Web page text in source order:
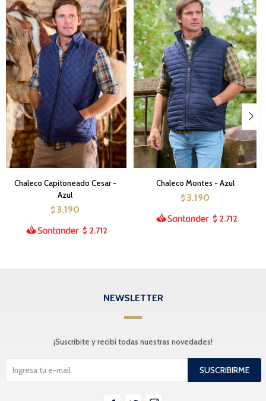
Chaleco Capitoneado Cesar -
Azul
$ 3.190
$ 2.712
Chaleco Montes - Azul
$ 3.190
$ 2.712
NEWSLETTER
¡Suscribite y recibí todas nuestras novedades!
SUSCRIBIRME